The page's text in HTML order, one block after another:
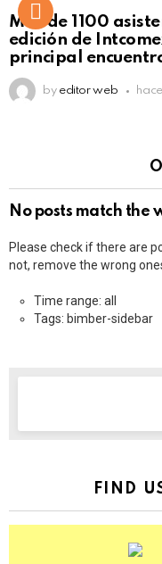
Más de 1100
edición de
principal
by editor web
No posts match the
Please check if there are
not, remove the wrong
Time range: all
Tags: bimber-sidebar
FIND